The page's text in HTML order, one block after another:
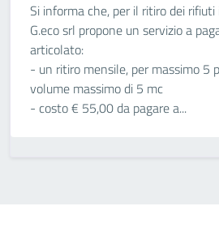
Si informa che, per il ritiro dei
G.eco srl propone un servizio a
articolato:
- un ritiro mensile, per massimo 5
volume massimo di 5 mc
- costo € 55,00 da pagare a...